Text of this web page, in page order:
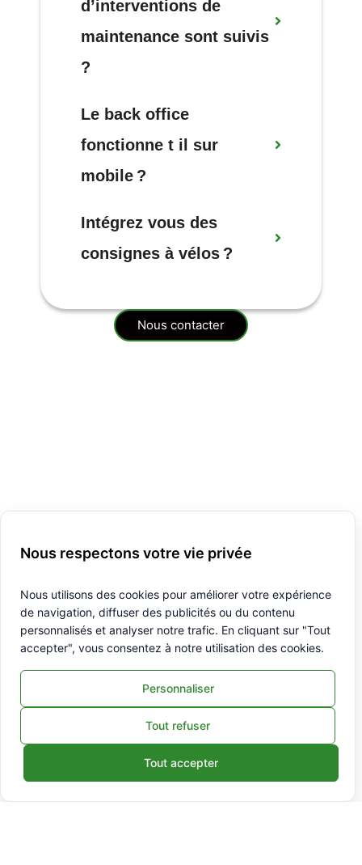
Nous respectons votre vie privée
Nous utilisons des cookies pour améliorer votre expérience
de navigation, diffuser des publicités ou du contenu
personnalisés et analyser notre trafic. En cliquant sur "Tout
accepter", vous consentez à notre utilisation des cookies.
Personnaliser
Tout refuser
Tout accepter
d’interventions de
maintenance sont suivis
?
Le back office
fonctionne t il
sur
mobile ?
Intégrez vous des
consignes à vélos ?
Nous contacter